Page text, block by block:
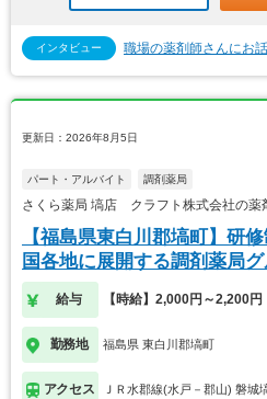
インタビュー 職場の薬剤師さんにお
更新日：2026年8月5日
パート・アルバイト 調剤薬局
さくら薬局 塙店 クラフト株式会社の薬
【福島県東白川郡塙町】研
国各地に展開する調剤薬局
給与 【時給】2,000円～2,200円
勤務地 福島県 東白川郡塙町
アクセス ＪＲ水郡線(水戸－郡山) 磐城